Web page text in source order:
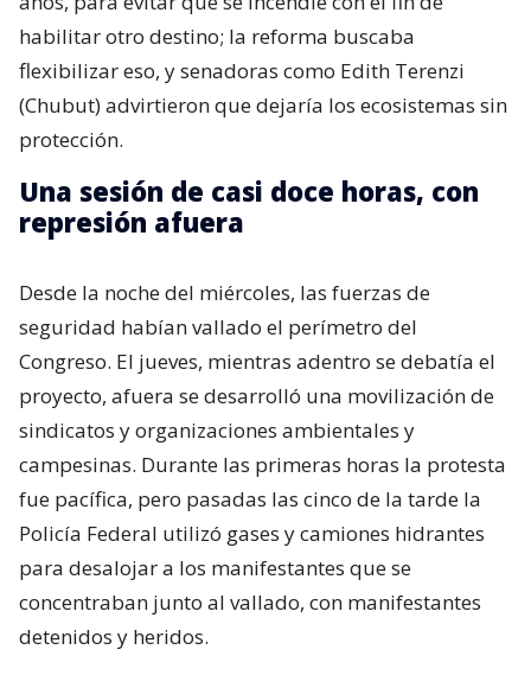
habilitar otro destino; la reforma buscaba
flexibilizar eso, y senadoras como Edith Terenzi
(Chubut) advirtieron que dejaría los ecosistemas sin
protección.
Una sesión de casi doce horas, con
represión afuera
Desde la noche del miércoles, las fuerzas de
seguridad habían vallado el perímetro del
Congreso. El jueves, mientras adentro se debatía el
proyecto, afuera se desarrolló una movilización de
sindicatos y organizaciones ambientales y
campesinas. Durante las primeras horas la protesta
fue pacífica, pero pasadas las cinco de la tarde la
Policía Federal utilizó gases y camiones hidrantes
para desalojar a los manifestantes que se
concentraban junto al vallado, con manifestantes
detenidos y heridos.